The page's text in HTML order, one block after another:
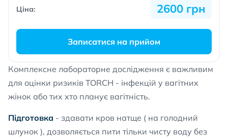
Комплексне лабораторне дослідження є важливим
для оцінки ризиків TORCH - інфекцій у вагітних
жінок або тих хто планує вагітність.
Підготовка - здавати кров натще ( на голодний
шлунок ), дозволяється пити тільки чисту воду без
Ціна: 2600 грн
Записатися на прийом